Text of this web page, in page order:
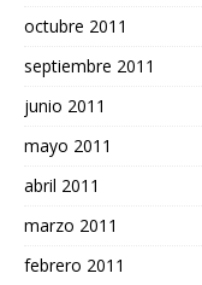
octubre 2011
septiembre 2011
junio 2011
mayo 2011
abril 2011
marzo 2011
febrero 2011